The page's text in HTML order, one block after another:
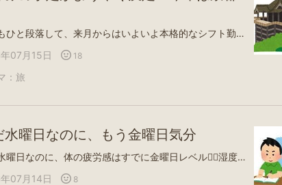
研修もひと段落して、来月からはいよいよ本格的なシフト勤務がスタートします。毎月中旬に翌月の希望休を提出するのですが、8月は土日祝2日・平日3日まで希望が出せるとのこと。まずは…・娘の吹奏楽コンクール（平日）・高校の文化祭（土日）ここまでは決定。そして、一番悩んでいたのが家族旅行でした。娘の部活や夏期講習の予定を確認してみると、空いている日が本当に少ない💦「中学生って、こんなに忙しいんだ…！」と改めて実感しました😅そんな中、何気なく旅行サイトを開いて、お盆のホテルを検索してみたら…「えっ!? この値段!?」と思わず二度見するくらい激安のホテルを発見‼️「めっちゃ安い〜！」とパパに話したら、「その値段なら、なくなる前に部屋だけ押さえた方がいいよ！」と言われ、とりあえずキャンセル無料だったので即予約✨今年の夏の行き先は…京都です❣️ただ、真夏の京都…。35℃超えの世界ですよね😂暑さ対策をしっかりして楽しみたいと思います。今回は久しぶりの車旅🚗本当は特典航空券が取れたら飛行機で行きたかったんですが、残念ながら取れず…😂運転はパパと交代しながら、のんびり向かう予定です。そして娘は、家族旅行とは別に、じいじ・ばあばと従姉妹たちと一緒に軽井沢へ連れて行ってもらえることになりました✨今年の夏休みは、部活に夏期講習と忙しい毎日になりそうですが、その合間に楽しい予定も入って、ようやく夏のスケジュールが固まってきました😊暑さに負けず、家族みんなで思い出いっぱいの夏にしたいと思います♪都ホテル京都八条楽天トラベル都シティ 近鉄京都駅（旧：ホテル近鉄京都駅）楽天トラベル京都山科 ホテル山楽楽天トラベルコンフォートイン京都四条烏丸楽天トラベルメルキュール京都ステーション楽天トラベルホテルオークラ京都楽天トラベル
07月15日
18
： 旅
水曜日なのに、もう金曜日気分
まだ水曜日なのに、体の疲労感はすでに金曜日レベル😵‍💫湿度も高くて、朝から髪型も全然決まらない…。 梅雨明けしたはずなのに、このジメジメはなかなかツラいですね😫昨夜は娘の夏期講習の件で、塾からの連絡を待っていました。一つの塾からは連絡があったものの、もう一つの塾からは連絡がなく…。今日がレベル判定テストの日だったので少し心配していたのですが、娘が帰宅後に念のため塾へ電話してみたところ、「お待ちしています😊」とのこと。良かった〜😮‍💨ひと安心して、娘は無事にレベル判定テストを受けに行きました。そして昨夜は、娘のお友達ママにも夏期講習のお誘いをしてみました✨夏休みは部活で大忙しだから、なかなか友達と会う時間も取れなさそう…。でも、一緒に塾へ通えたら安心だし、楽しく頑張れるかなと思って😊ママからはOKをもらえたものの、「うちの子、あまり勉強好きじゃないから、娘ちゃんから誘ってもらえる？」とのこと（笑）そこで娘がお友達にLINEを送ってみたら…「考えさせて〜😂」と返信が🤣既読すら付かないかも？なんて話していたのに、まさかの即返信（笑）しかも「考えさせて〜」という絶妙なお返事に、私も娘も友達ママもみんなで大笑い😂さてさて、どうなることやら…。今日、お友達ママが説得してくれることを願うばかりです🤭一緒に夏期講習へ行けるといいな♪【ふるさと納税】＼総合1位常連／ 鮭 いくら醤油漬け 200g / 400g / 800g / 1.6kg / 2.4kg 200g パック【選べる容量】 ふるさと納税 いくら 醤油漬け 海鮮 イクラ 小分け ふるさと ランキング 人気 ギフト 高評価 北海道 白糠町 白糠楽天市場【ふるさと納税】総合1位！ ≪1-5営業日以内発送≫ 無洗米 高レビュー 熊本ふるさと無洗米 5kg 10kg 20kg 訳あり 定期便 あり 12ヶ月 18ヶ月 24ヶ月 隔月6ヶ月 コメ こめ 熊本県産 米 ふるさと納税 お米 おこめ むせんまい楽天市場【ふるさと納税】総合1位獲得! ! ＜最短3営業日出荷＞うなぎ 鰻楽 国産 特大4尾 2尾 3尾 3営業日以内出荷 父の日 母の日 土用 丑の日 蒲焼 無頭 高評価 人気 おすすめ 冷凍 簡単調理 個包装 鰻 魚介 贈答品 ギフト 贈り物 スピード便［選べる!!数量＆配送期間］楽天市場【ふるさと納税】 総合1位・ジャンル1位【熱中月間】【内容量・発送時期が選べる】【数量限定】畜産農家応援！宮崎牛or黒毛和牛ロースステーキ 250g 500g 牛肉 ステーキ 肉 お肉 牛 宮崎牛 黒毛和牛 ロースステーキ ステーキ肉 焼肉 国産 おすすめ 人気 ランキング ミヤチク楽天市場【ふるさと納税】 ＼総合1位獲得／ 訳あり 厚切り 塩銀鮭 切り身 1.5kg 2kg 3kg 定期便 【選べる内容量】 人気 鮭 さけ しゃけ サーモン 魚 魚介類 魚介 魚貝 水産 海鮮 海産物 冷凍 厚切 肉 厚 塩鮭 銀鮭 ふるさと 送料無料 切身 規格外 千葉県 銚子市 銚子東洋楽天市場【ふるさと納税】2年連続 総合1位 ホタテ 訳あり ( ふるさと納税 ほたて ふるさと納税 訳あり 帆立 ふるさと わけあり ホタテ貝柱 貝 人気 不揃い 刺身 規格外 魚介 ランキング 海鮮 貝柱 冷凍 発送時期が選べる 北海道 別海町 お中元 )（クラウドファンディング対象）楽天市場
07月14日
8